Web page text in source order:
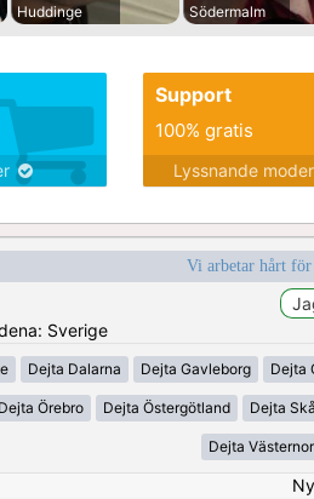
Huddinge
Södermalm
Support
100% gratis
Lyssnande
Vi arbetar hårt för
Sverige
Dejta Dalarna Dejta Gavleborg Dejta
Dejta Örebro Dejta Östergötland Dejta
Dejta